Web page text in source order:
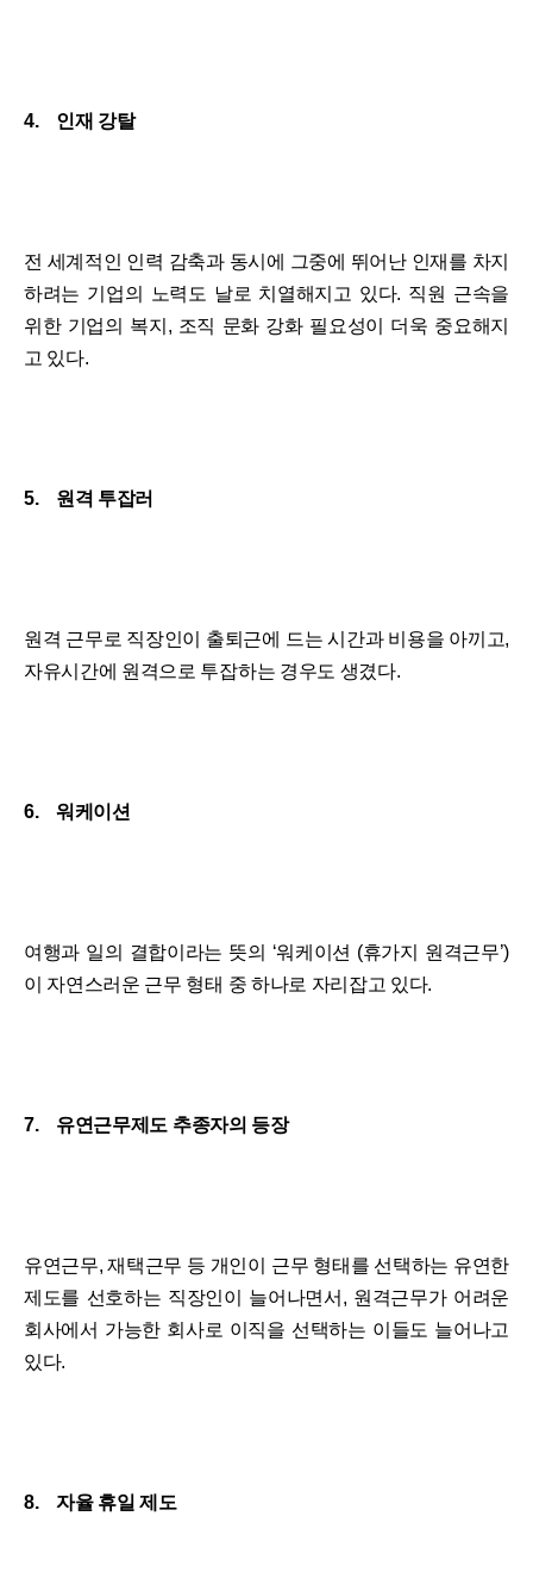
4. 인재 강탈
전 세계적인 인력 감축과 동시에 그중에 뛰어난 인재를 차지
하려는 기업의 노력도 날로 치열해지고 있다. 직원 근속을
위한 기업의 복지, 조직 문화 강화 필요성이 더욱 중요해지
고 있다.
5. 원격 투잡러
원격 근무로 직장인이 출퇴근에 드는 시간과 비용을 아끼고,
자유시간에 원격으로 투잡하는 경우도 생겼다.
6. 워케이션
여행과 일의 결합이라는 뜻의 ‘워케이션 (휴가지 원격근무’)
이 자연스러운 근무 형태 중 하나로 자리잡고 있다.
7. 유연근무제도 추종자의 등장
유연근무, 재택근무 등 개인이 근무 형태를 선택하는 유연한
제도를 선호하는 직장인이 늘어나면서, 원격근무가 어려운
회사에서 가능한 회사로 이직을 선택하는 이들도 늘어나고
있다.
8. 자율 휴일 제도